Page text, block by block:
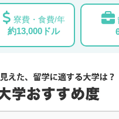
寮費・食費/年
約13,000ドル